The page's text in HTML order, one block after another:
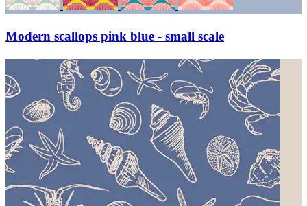
Modern scallops pink blue - small scale